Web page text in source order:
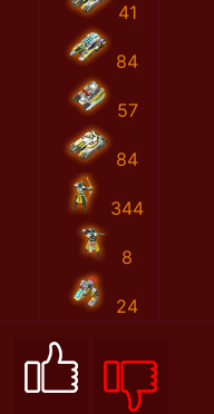
41
84
57
84
344
8
24